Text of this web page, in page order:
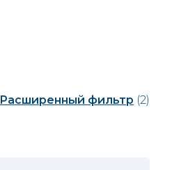
Расширенный фильтр (2)